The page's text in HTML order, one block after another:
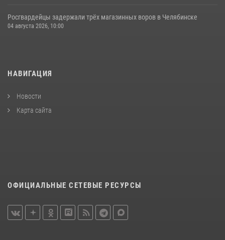
Росгвардейцы задержали трёх магазинных воров в Челябинске
04 августа 2026, 10:00
НАВИГАЦИЯ
Новости
Карта сайта
ОФИЦИАЛЬНЫЕ СЕТЕВЫЕ РЕСУРСЫ